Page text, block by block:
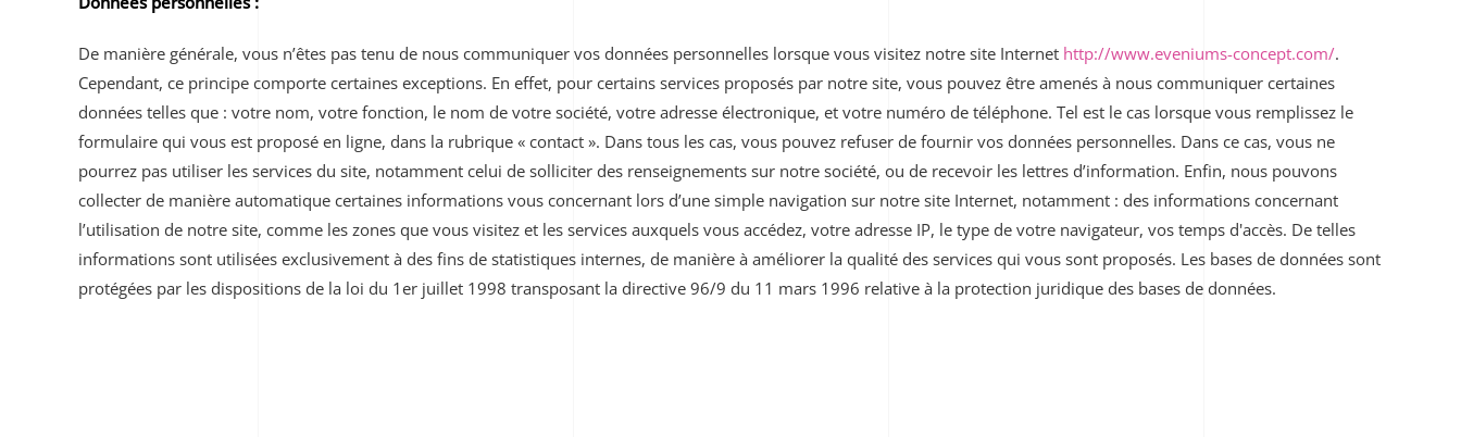
De manière générale, vous n’êtes pas tenu de nous communiquer vos données personnelles lorsque vous visitez notre site Internet http://www.eveniums-concept.com/.
Cependant, ce principe comporte certaines exceptions. En effet, pour certains services proposés par notre site, vous pouvez être amenés à nous communiquer certaines
données telles que : votre nom, votre fonction, le nom de votre société, votre adresse électronique, et votre numéro de téléphone. Tel est le cas lorsque vous remplissez le
formulaire qui vous est proposé en ligne, dans la rubrique « contact ». Dans tous les cas, vous pouvez refuser de fournir vos données personnelles. Dans ce cas, vous ne
pourrez pas utiliser les services du site, notamment celui de solliciter des renseignements sur notre société, ou de recevoir les lettres d’information. Enfin, nous pouvons
collecter de manière automatique certaines informations vous concernant lors d’une simple navigation sur notre site Internet, notamment : des informations concernant
l’utilisation de notre site, comme les zones que vous visitez et les services auxquels vous accédez, votre adresse IP, le type de votre navigateur, vos temps d'accès. De telles
informations sont utilisées exclusivement à des fins de statistiques internes, de manière à améliorer la qualité des services qui vous sont proposés. Les bases de données sont
protégées par les dispositions de la loi du 1er juillet 1998 transposant la directive 96/9 du 11 mars 1996 relative à la protection juridique des bases de données.